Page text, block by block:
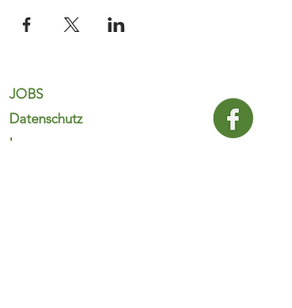
JOBS
Datenschutz
Impressum